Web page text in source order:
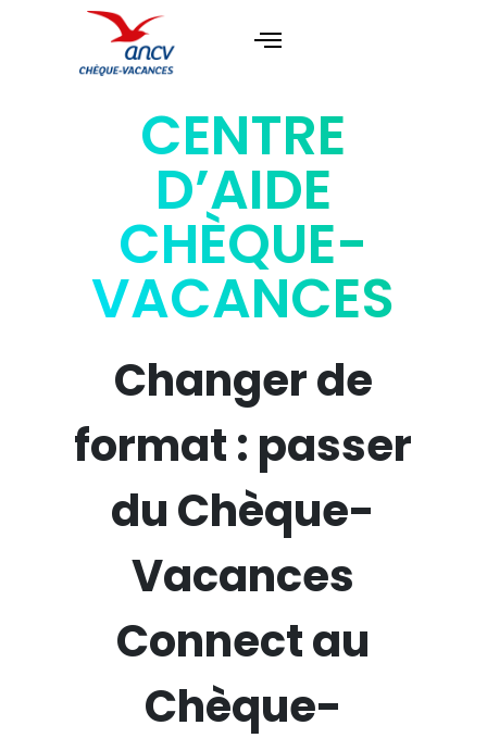
CENTRE
D’AIDE
CHÈQUE-
VACANCES
Changer de
format : passer
du Chèque-
Vacances
Connect au
Chèque-